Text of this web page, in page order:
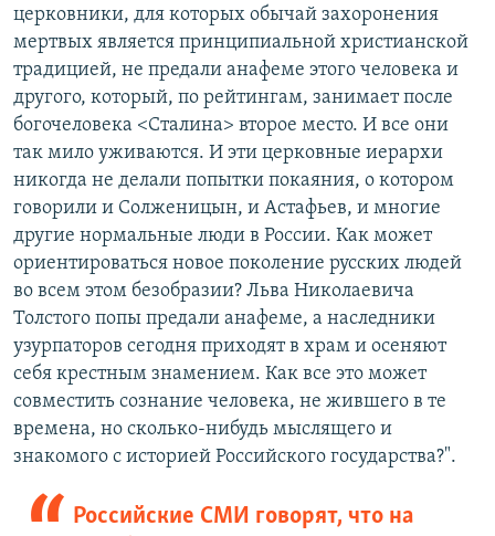
церковники, для которых обычай захоронения
мертвых является принципиальной христианской
традицией, не предали анафеме этого человека и
другого, который, по рейтингам, занимает после
богочеловека <Сталина> второе место. И все они
так мило уживаются. И эти церковные иерархи
никогда не делали попытки покаяния, о котором
говорили и Солженицын, и Астафьев, и многие
другие нормальные люди в России. Как может
ориентироваться новое поколение русских людей
во всем этом безобразии? Льва Николаевича
Толстого попы предали анафеме, а наследники
узурпаторов сегодня приходят в храм и осеняют
себя крестным знамением. Как все это может
совместить сознание человека, не жившего в те
времена, но сколько-нибудь мыслящего и
знакомого с историей Российского государства?".
Российские СМИ говорят, что на